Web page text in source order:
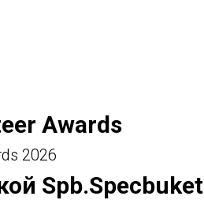
Awards
2026
Spb.Specbuket